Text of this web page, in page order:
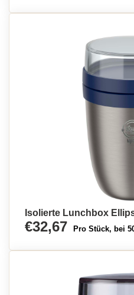
Isolierte Lunchbox
€32,67 Pro Stück, bei